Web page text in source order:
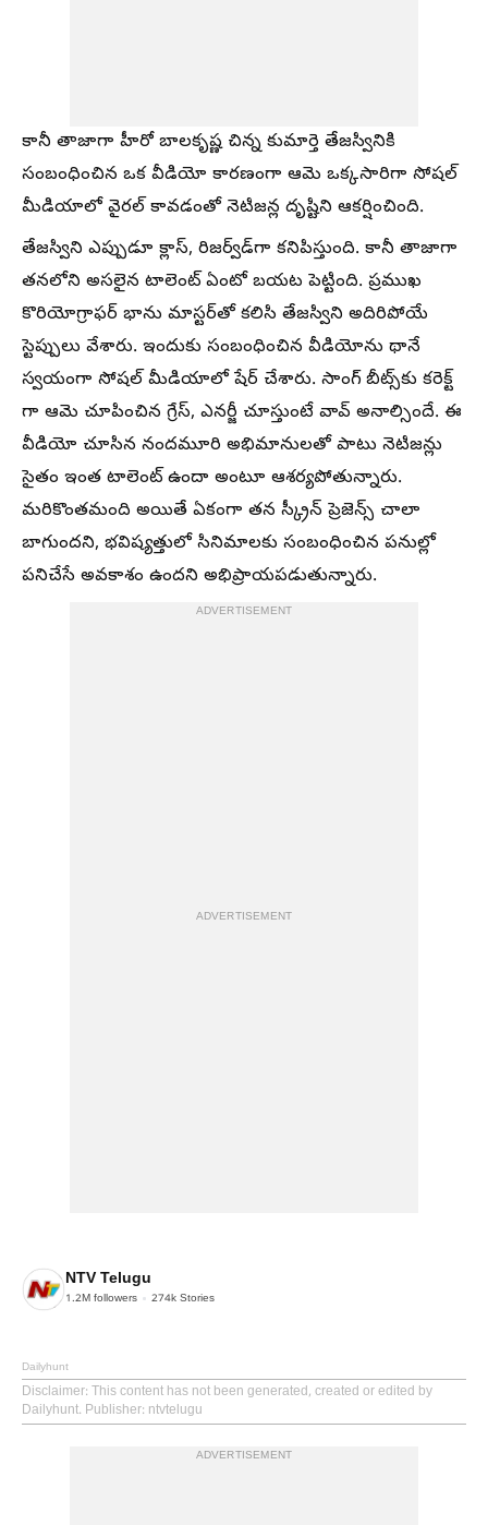
కానీ తాజాగా హీరో బాలకృష్ణ చిన్న కుమార్తె తేజస్వినికి
సంబంధించిన ఒక వీడియో కారణంగా ఆమె ఒక్కసారిగా సోషల్
మీడియాలో వైరల్ కావడంతో నెటిజన్ల దృష్టిని ఆకర్షించింది.
తేజస్విని ఎప్పుడూ క్లాస్, రిజర్వ్‌డ్‌గా కనిపిస్తుంది. కానీ తాజాగా
తనలోని అసలైన టాలెంట్‌ ఏంటో బయట పెట్టింది. ప్రముఖ
కొరియోగ్రాఫర్ భాను మాస్టర్‌తో కలిసి తేజస్విని అదిరిపోయే
స్టెప్పులు వేశారు. ఇందుకు సంబంధించిన వీడియోను థానే
స్వయంగా సోషల్ మీడియాలో షేర్ చేశారు. సాంగ్ బీట్స్‌కు కరెక్ట్
గా ఆమె చూపించిన గ్రేస్, ఎనర్జీ చూస్తుంటే వావ్ అనాల్సిందే. ఈ
వీడియో చూసిన నందమూరి అభిమానులతో పాటు నెటిజన్లు
సైతం ఇంత టాలెంట్ ఉందా అంటూ ఆశర్యపోతున్నారు.
మరికొంతమంది అయితే ఏకంగా తన స్క్రీన్ ప్రెజెన్స్ చాలా
బాగుందని, భవిష్యత్తులో సినిమాలకు సంబంధించిన పనుల్లో
పనిచేసే అవకాశం ఉందని అభిప్రాయపడుతున్నారు.
ADVERTISEMENT
ADVERTISEMENT
NTV Telugu
1.2M followers 274k Stories
Dailyhunt
Disclaimer: This content has not been generated, created or edited by
Dailyhunt. Publisher: ntvtelugu
ADVERTISEMENT